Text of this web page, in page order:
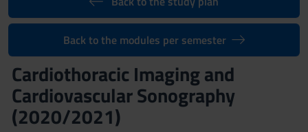
Back to the modules per semester
Cardiothoracic Imaging and
Cardiovascular Sonography
(2020/2021)